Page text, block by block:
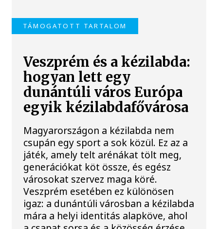
TÁMOGATOTT TARTALOM
Veszprém és a kézilabda:
hogyan lett egy
dunántúli város Európa
egyik kézilabdafővárosa
Magyarországon a kézilabda nem
csupán egy sport a sok közül. Ez az a
játék, amely telt arénákat tölt meg,
generációkat köt össze, és egész
városokat szervez maga köré.
Veszprém esetében ez különösen
igaz: a dunántúli városban a kézilabda
mára a helyi identitás alapköve, ahol